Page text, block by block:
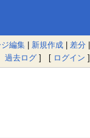
編集 | 新規作成 | 差分 |
過去ログ ] [ ログイン ]